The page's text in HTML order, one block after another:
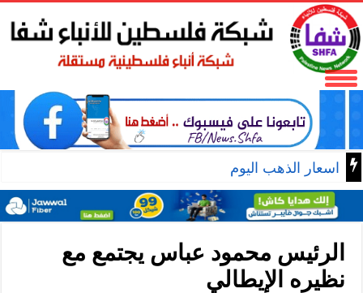
اسعار الذهب اليوم
الرئيس محمود عباس يجتمع مع
نظيره الإيطالي